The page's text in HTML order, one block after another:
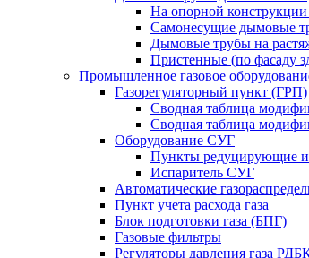
На опорной
Самонесущие дымовые
Дымовые трубы на
Пристенные (по фасаду
Промышленное газовое
Газорегуляторный пункт (ГРП)
Сводная таблица
Сводная таблица
Оборудование СУГ
Пункты редуцирующие
Испаритель СУГ
Автоматические
Пункт учета расхода газа
Блок подготовки газа (БПГ)
Газовые фильтры
Регуляторы давления газа